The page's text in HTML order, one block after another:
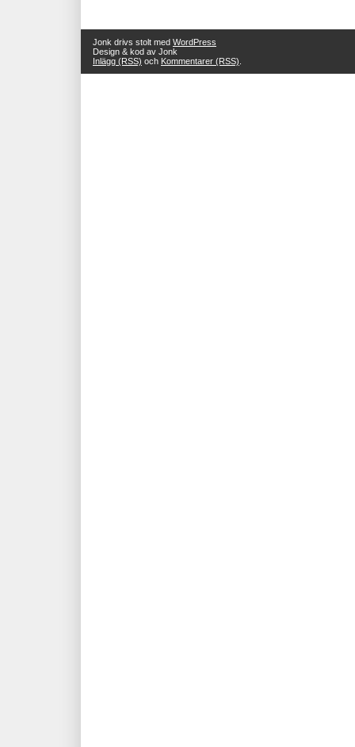
Jonk drivs stolt med WordPress
Design & kod av Jonk
Inlägg (RSS) och Kommentarer (RSS)